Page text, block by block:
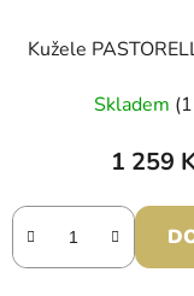
Kužele
Skladem
1 259